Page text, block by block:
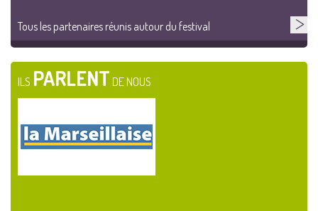
Tous les partenaires réunis autour du festival
ILS PARLENT DE NOUS